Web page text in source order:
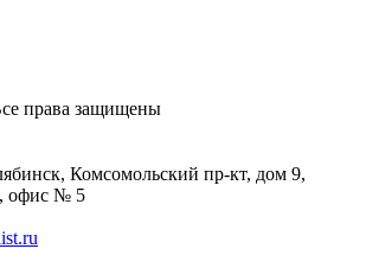
права защищены
Комсомольский пр-кт, дом 9,
офис № 5